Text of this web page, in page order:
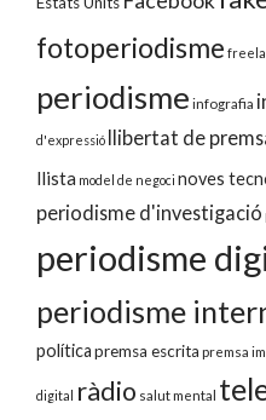
fotoperiodisme
periodisme infografia
d'expressió llibertat de
llista model de negoci noves
periodisme d'investigació
periodisme
periodisme
políticapremsa escrita premsa
digital ràdio salut mental